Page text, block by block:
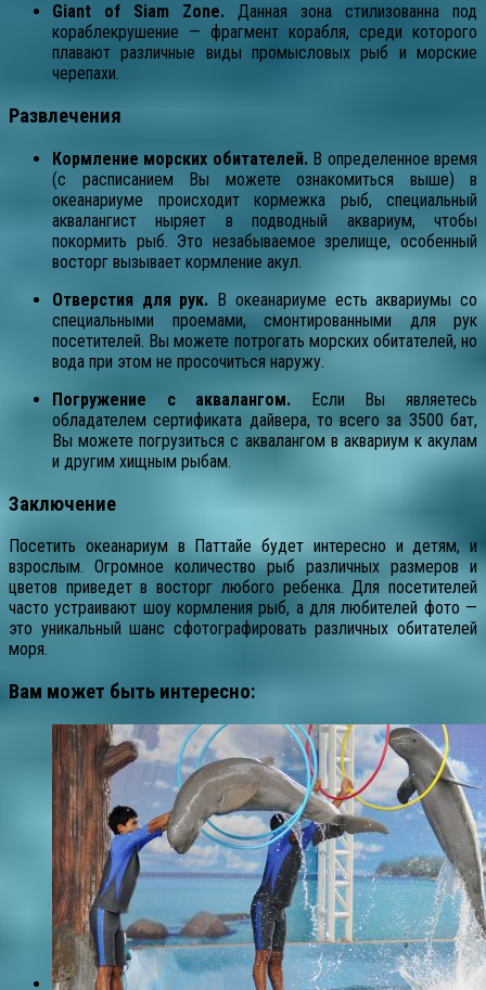
Giant of Siam Zone. Данная зона стилизованна под
кораблекрушение — фрагмент корабля, среди которого
плавают различные виды промысловых рыб и морские
черепахи.
Развлечения
Кормление морских обитателей. В определенное время
(с расписанием Вы можете ознакомиться выше) в
океанариуме происходит кормежка рыб, специальный
аквалангист ныряет в подводный аквариум, чтобы
покормить рыб. Это незабываемое зрелище, особенный
восторг вызывает кормление акул.
Отверстия для рук. В океанариуме есть аквариумы со
специальными проемами, смонтированными для рук
посетителей. Вы можете потрогать морских обитателей, но
вода при этом не просочиться наружу.
Погружение с аквалангом. Если Вы являетесь
обладателем сертификата дайвера, то всего за 3500 бат,
Вы можете погрузиться с аквалангом в аквариум к акулам
и другим хищным рыбам.
Заключение
Посетить океанариум в Паттайе будет интересно и детям, и
взрослым. Огромное количество рыб различных размеров и
цветов приведет в восторг любого ребенка. Для посетителей
часто устраивают шоу кормления рыб, а для любителей фото —
это уникальный шанс сфотографировать различных обитателей
моря.
Вам может быть интересно: